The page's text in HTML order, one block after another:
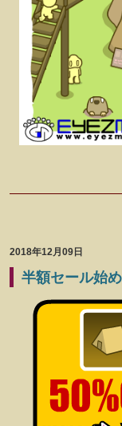
2018年12月09日
半額セール始